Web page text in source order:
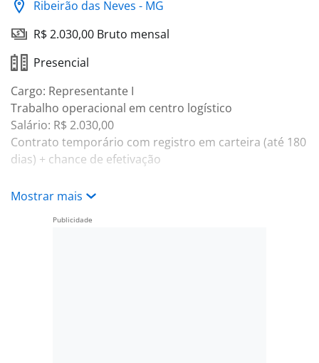
Ribeirão das Neves - MG
R$ 2.030,00 Bruto mensal
Presencial
Cargo: Representante I
Trabalho operacional em centro logístico
Salário: R$ 2.030,00
Contrato temporário com registro em carteira (até 180
dias) + chance de efetivação
Horário:
?? Das 11h40 às 20h00
Mostrar mais